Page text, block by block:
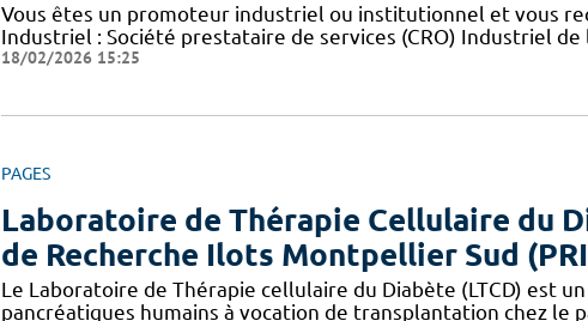
Vous êtes un promoteur industriel ou institutionnel et vous
Industriel : Société prestataire de services (CRO) Industriel
18/02/2026 15:25
PAGES
Laboratoire de Thérapie Cellulaire du
de Recherche Ilots Montpellier Sud
Le Laboratoire de Thérapie cellulaire du Diabète (LTCD) est
pancréatiques humains à vocation de transplantation chez le